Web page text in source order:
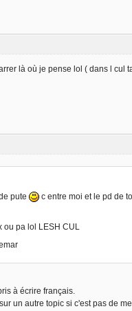
là où je pense lol ( dans l cul
pute
c entre moi et le pd de
ou pa lol LESH CUL
à écrire français.
un autre topic si c'est pas de